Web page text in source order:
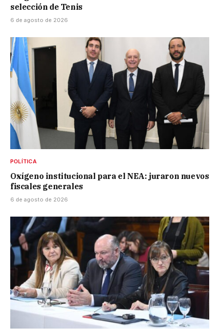
selección de Tenis
6 de agosto de 2026
POLÍTICA
Oxígeno institucional para el NEA: juraron nuevos
fiscales generales
6 de agosto de 2026